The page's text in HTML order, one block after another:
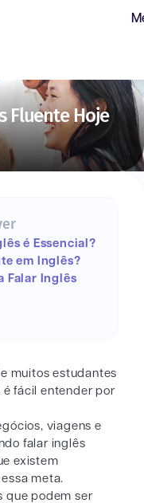
Fluente Hoje
é Essencial?
em Inglês?
Falar Inglês
muitos estudantes
é fácil entender por
viagens e
falar inglês
existem
meta.
que podem ser